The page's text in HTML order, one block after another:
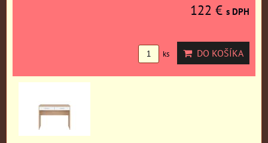
122 € s DPH
ks DO KOŠÍKA